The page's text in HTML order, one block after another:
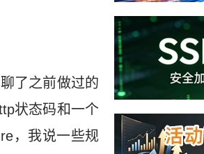
了之前做过的
状态码和一个
，我说一些规